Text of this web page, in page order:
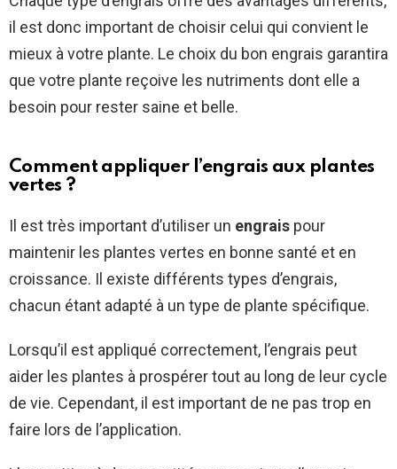
il est donc important de choisir celui qui convient le
mieux à votre plante. Le choix du bon engrais garantira
que votre plante reçoive les nutriments dont elle a
besoin pour rester saine et belle.
Comment appliquer l’engrais aux plantes
vertes ?
Il est très important d’utiliser un engrais pour
maintenir les plantes vertes en bonne santé et en
croissance. Il existe différents types d’engrais,
chacun étant adapté à un type de plante spécifique.
Lorsqu’il est appliqué correctement, l’engrais peut
aider les plantes à prospérer tout au long de leur cycle
de vie. Cependant, il est important de ne pas trop en
faire lors de l’application.